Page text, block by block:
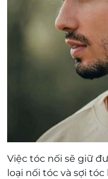
Việc tóc nối sẽ giữ
loại nối tóc và sợi